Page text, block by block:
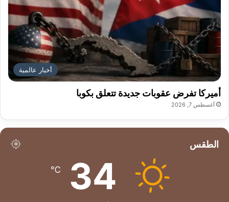
أخبار عالمية
أميركا تفرض عقوبات جديدة تتعلق بكوبا
أغسطس 7, 2026
الطقس
34
℃